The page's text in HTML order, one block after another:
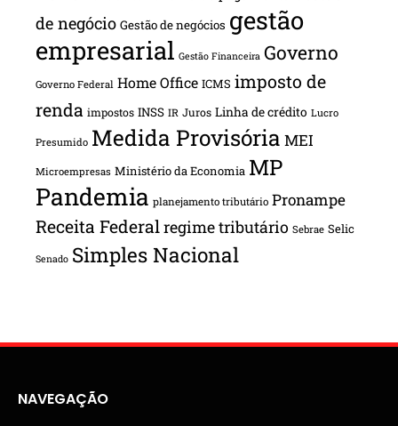
de negócio Gestão de negócios gestão
empresarial Gestão Financeira Governo
Governo Federal Home Office ICMS imposto de
renda impostos INSS IR Juros Linha de crédito Lucro
Presumido Medida Provisória MEI
Microempresas Ministério da Economia MP
Pandemia planejamento tributário Pronampe
Receita Federalregime tributário Sebrae Selic
Senado Simples Nacional
NAVEGAÇÃO